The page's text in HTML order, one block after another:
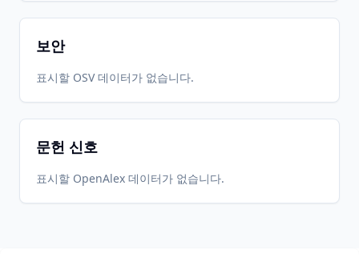
보안
표시할 OSV 데이터가 없습니다.
문헌 신호
표시할 OpenAlex 데이터가 없습니다.